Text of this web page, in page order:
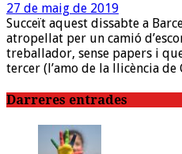
27 de maig de 2019
Succeït aquest dissabte a
atropellat per un camió
treballador, sense papers i
tercer (l’amo de la llicència de
Darreres entrades